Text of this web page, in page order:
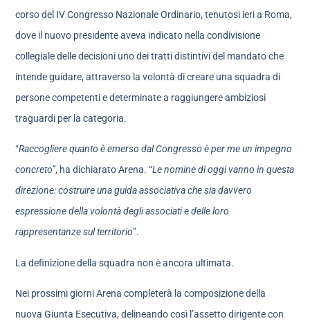
corso del IV Congresso Nazionale Ordinario, tenutosi ieri a Roma,
dove il nuovo presidente aveva indicato nella condivisione
collegiale delle decisioni uno dei tratti distintivi del mandato che
intende guidare, attraverso la volontà di creare una squadra di
persone competenti e determinate a raggiungere ambiziosi
traguardi per la categoria.
“Raccogliere quanto è emerso dal Congresso è per me un impegno
concreto”, ha dichiarato Arena. “Le nomine di oggi vanno in questa
direzione: costruire una guida associativa che sia davvero
espressione della volontà degli associati e delle loro
rappresentanze sul territorio”.
La definizione della squadra non è ancora ultimata.
Nei prossimi giorni Arena completerà la composizione della
nuova Giunta Esecutiva, delineando così l’assetto dirigente con